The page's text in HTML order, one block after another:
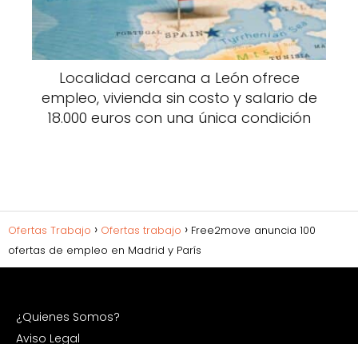
Localidad cercana a León ofrece
empleo, vivienda sin costo y salario de
18.000 euros con una única condición
Ofertas Trabajo Ofertas trabajo
Free2move anuncia 100
ofertas de empleo en Madrid y París
¿Quienes Somos?
Aviso Legal